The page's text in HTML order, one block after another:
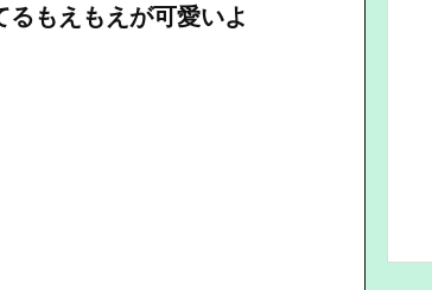
もえもえが可愛いよ